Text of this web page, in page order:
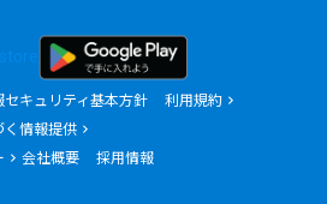
セキュリティ基本方針
利用規約
く情報提供
会社概要 採用情報